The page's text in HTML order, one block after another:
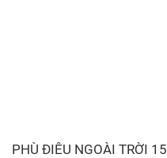
PHÙ ĐIÊU NGOÀI TRỜI 15